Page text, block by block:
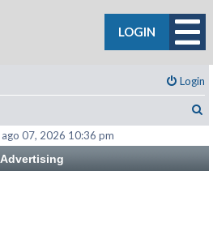
LOGIN
Login
ago 07, 2026 10:36 pm
Advertising